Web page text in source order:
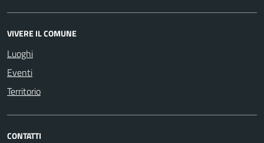
VIVERE IL COMUNE
Luoghi
Eventi
Territorio
CONTATTI